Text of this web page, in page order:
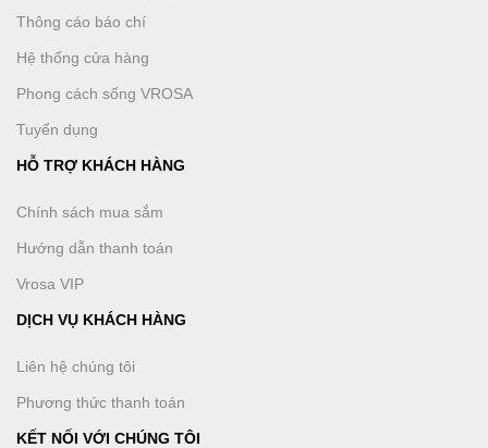
Thông cáo báo chí
Hệ thống cửa hàng
Phong cách sống VROSA
Tuyển dụng
HỖ TRỢ KHÁCH HÀNG
Chính sách mua sắm
Hướng dẫn thanh toán
Vrosa VIP
DỊCH VỤ KHÁCH HÀNG
Liên hệ chúng tôi
Phương thức thanh toán
KẾT NỐI VỚI CHÚNG TÔI